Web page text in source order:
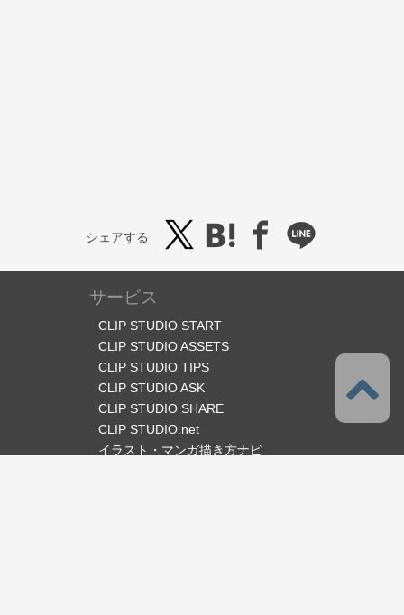
シェアする
サービス
CLIP STUDIO START
CLIP STUDIO ASSETS
CLIP STUDIO TIPS
CLIP STUDIO ASK
CLIP STUDIO SHARE
CLIP STUDIO.net
イラスト・マンガ描き方ナビ